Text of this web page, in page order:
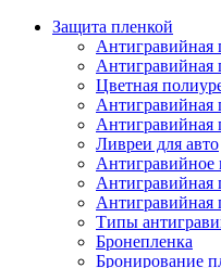
Защита пленкой
Антигравийная
Антигравийная
Цветная
Антигравийная
Антигравийная
Ливреи для авто
Антигравийное
Антигравийная
Антигравийная
Типы
Бронепленка
Бронирование